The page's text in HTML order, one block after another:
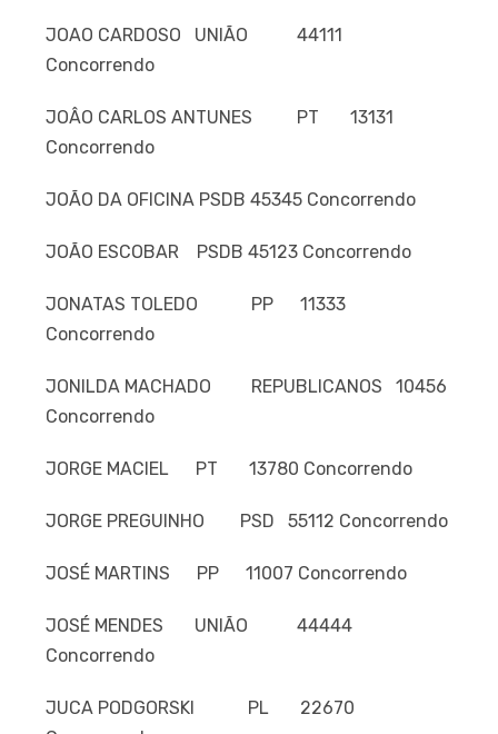
JOAO CARDOSO UNIÃO 44111
Concorrendo
JOÂO CARLOS ANTUNES PT 13131
Concorrendo
JOÃO DA OFICINA PSDB 45345 Concorrendo
JOÃO ESCOBAR PSDB 45123 Concorrendo
JONATAS TOLEDO PP 11333
Concorrendo
JONILDA MACHADO REPUBLICANOS 10456
Concorrendo
JORGE MACIEL PT 13780 Concorrendo
JORGE PREGUINHO PSD 55112 Concorrendo
JOSÉ MARTINS PP 11007 Concorrendo
JOSÉ MENDES UNIÃO 44444
Concorrendo
JUCA PODGORSKI PL 22670